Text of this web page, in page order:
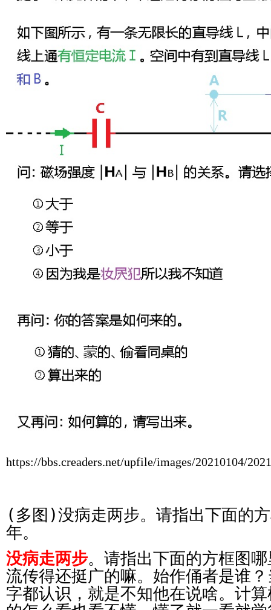
https://bbs.creaders.net/upfile/images/20210104/
(多图)没病走两步。请指出下面的
年。
没病走两步。请指出下面的方框图
流传得还挺广的嘛。始作俑者是谁
字都认识，就是不知他在说啥。计